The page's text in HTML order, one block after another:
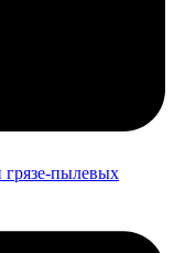
пылевых